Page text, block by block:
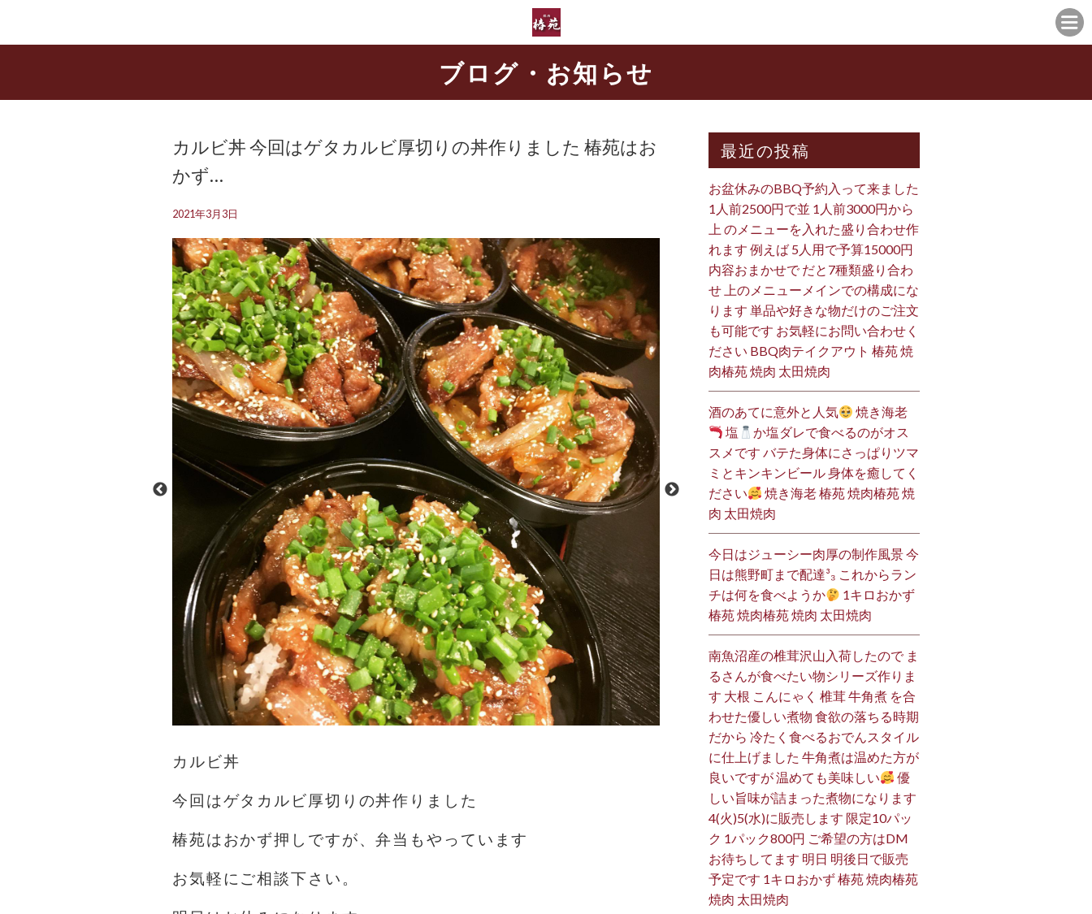
ブログ・お知らせ
カルビ丼 今回はゲタカルビ厚切りの丼作りました 椿苑はお
かず…
2021年3月3日
カルビ丼
今回はゲタカルビ厚切りの丼作りました
椿苑はおかず押しですが、弁当もやっています
お気軽にご相談下さい。
最近の投稿
お盆休みのBBQ予約入って来ました
1人前2500円で並 1人前3000円から
上 のメニューを入れた盛り合わせ作
れます 例えば 5人用で予算15000円
内容おまかせで だと7種類盛り合わ
せ 上のメニューメインでの構成にな
ります 単品や好きな物だけのご注文
も可能です お気軽にお問い合わせく
ださい BBQ肉テイクアウト 椿苑 焼
肉椿苑 焼肉 太田焼肉
酒のあてに意外と人気
焼き海老
塩
か塩ダレで食べるのがオス
スメです バテた身体にさっぱりツマ
ミとキンキンビール 身体を癒してく
ださい
焼き海老 椿苑 焼肉椿苑 焼
肉 太田焼肉
今日はジューシー肉厚の制作風景 今
日は熊野町まで配達³₃ これからラン
チは何を食べようか
1キロおかず
椿苑 焼肉椿苑 焼肉 太田焼肉
南魚沼産の椎茸沢山入荷したので ま
るさんが食べたい物シリーズ作りま
す 大根 こんにゃく 椎茸 牛角煮 を合
わせた優しい煮物 食欲の落ちる時期
だから 冷たく食べるおでんスタイル
に仕上げました 牛角煮は温めた方が
良いですが 温めても美味しい
優
しい旨味が詰まった煮物になります
4(火)5(水)に販売します 限定10パッ
ク 1パック800円 ご希望の方はDM
お待ちしてます 明日 明後日で販売
予定です 1キロおかず 椿苑 焼肉椿苑
焼肉 太田焼肉